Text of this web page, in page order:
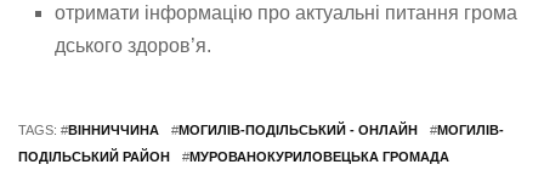
отримати інформацію про актуальні питання грома
дського здоров’я.
TAGS: #ВІННИЧЧИНА #МОГИЛІВ-ПОДІЛЬСЬКИЙ - ОНЛАЙН #МОГИЛІВ-
ПОДІЛЬСЬКИЙ РАЙОН
#МУРОВАНОКУРИЛОВЕЦЬКА ГРОМАДА